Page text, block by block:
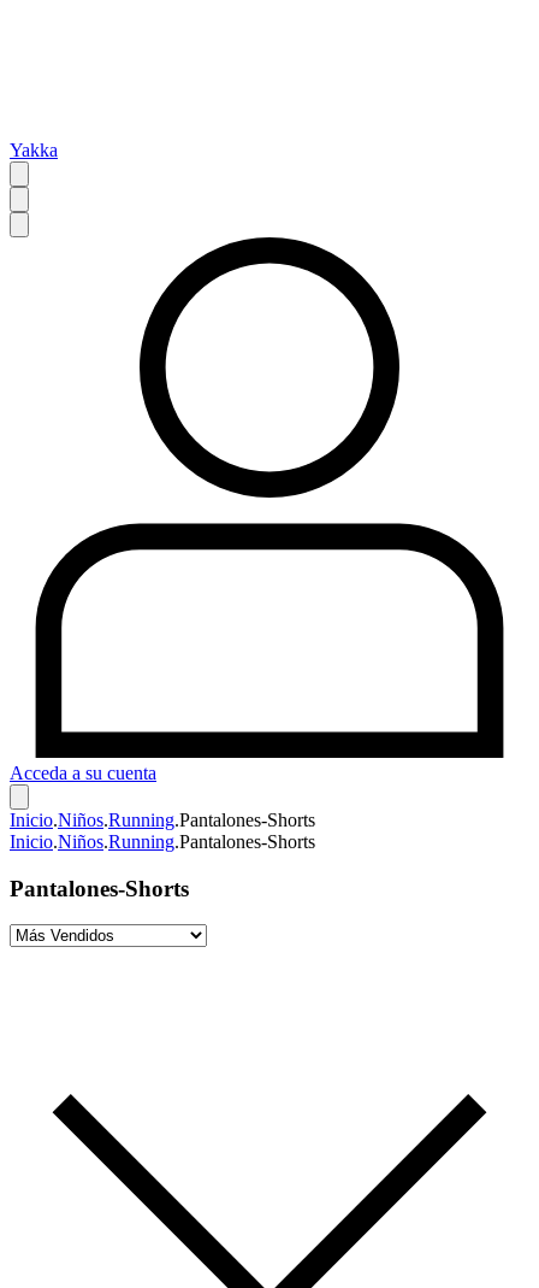
Yakka
Acceda a su cuenta
Inicio.Niños.Running.Pantalones-Shorts
Inicio.Niños.Running.Pantalones-Shorts
Pantalones-Shorts